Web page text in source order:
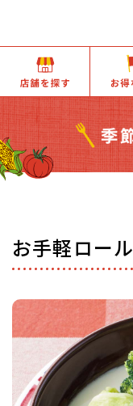
店舗を
お手軽ロー